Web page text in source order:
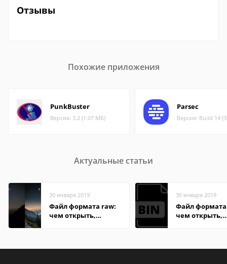
Отзывы
Похожие приложения
PunkBuster
Версия: 3.2 (1.07 МБ)
Parsec
Версия: Build 14
Актуальные статьи
30 января 2019
Файл формата raw:
чем открыть,
30 января 2019
Файл формата
чем открыть,